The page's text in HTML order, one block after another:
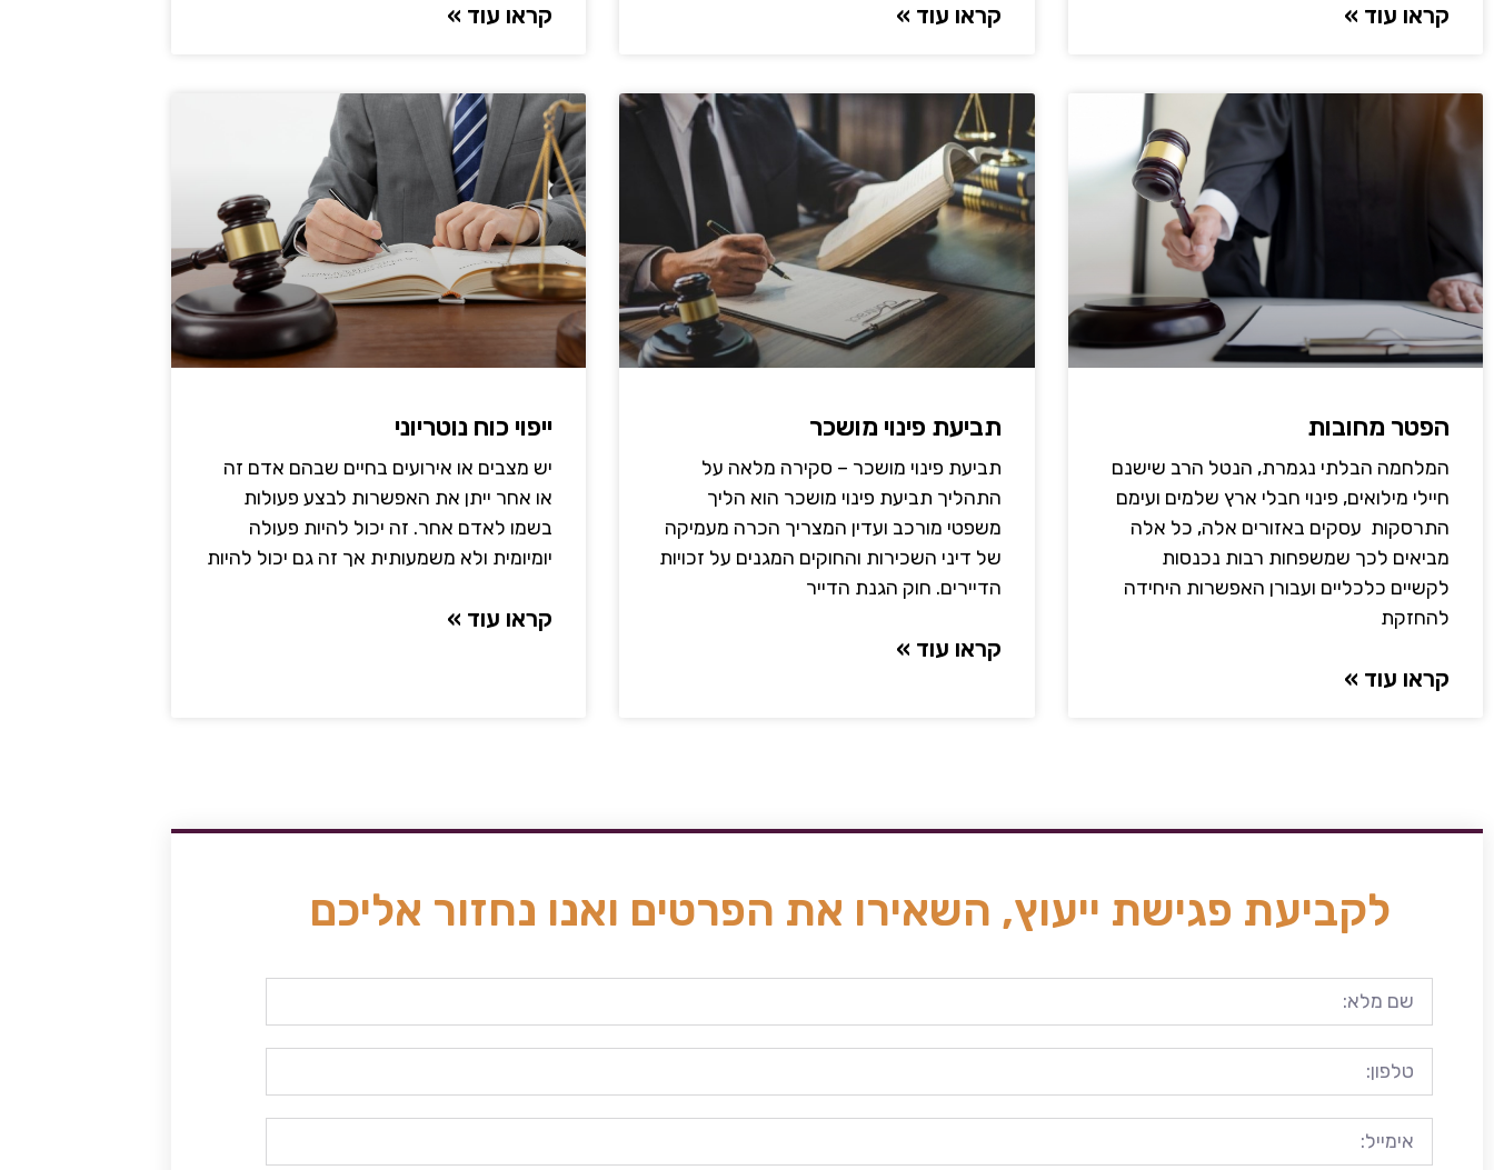
קראו עוד » קראו עוד » קראו עוד »
הפטר מחובות
המלחמה הבלתי נגמרת, הנטל הרב שישנם
חיילי מילואים, פינוי חבלי ארץ שלמים ועימם
התרסקות עסקים באזורים אלה, כל אלה
מביאים לכך שמשפחות רבות נכנסות
לקשיים כלכליים ועבורן האפשרות היחידה
להחזקת
קראו עוד »
תביעת פינוי מושכר
תביעת פינוי מושכר – סקירה מלאה על
התהליך תביעת פינוי מושכר הוא הליך
משפטי מורכב ועדין המצריך הכרה מעמיקה
של דיני השכירות והחוקים המגנים על זכויות
הדיירים. חוק הגנת הדייר
קראו עוד »
ייפוי כוח נוטריוני
יש מצבים או אירועים בחיים שבהם אדם זה
או אחר ייתן את האפשרות לבצע פעולות
בשמו לאדם אחר. זה יכול להיות פעולה
יומיומית ולא משמעותית אך זה גם יכול להיות
קראו עוד »
לקביעת פגישת ייעוץ, השאירו את הפרטים ואנו נחזור אליכם